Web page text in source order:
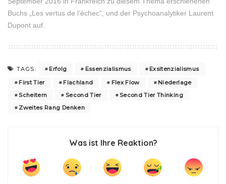
Buchs „Les vertus de l’échec“, und der Psychoanalytiker Laurent
Dupont auf.
TAGS: Erfolg Essenzialismus
Exsitenzialismus
First Tier
Flachland Flex Flow
Niederlage
Scheitern
Second Tier
Second Tier Thinking
Zweites Rang Denken
Was ist Ihre Reaktion?